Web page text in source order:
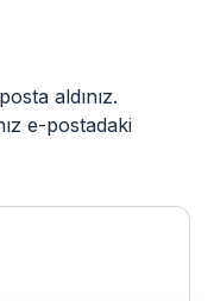
aldınız.
e-postadaki